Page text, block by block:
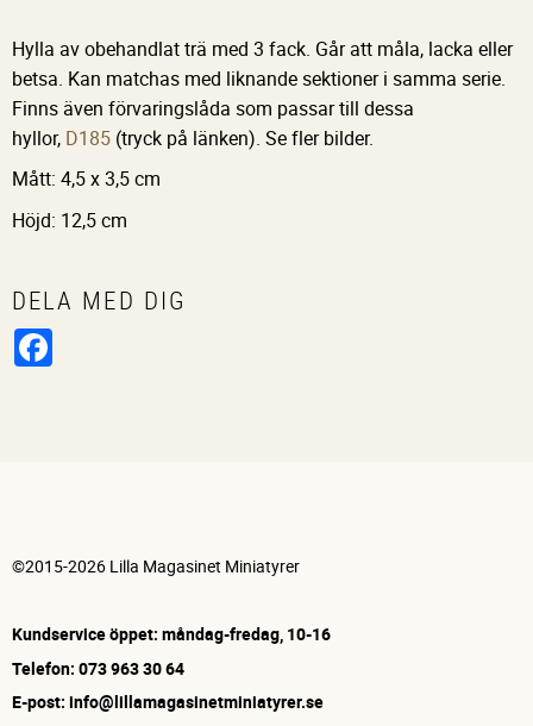
Hylla av obehandlat trä med 3 fack. Går att måla, lacka eller
betsa. Kan matchas med liknande sektioner i samma serie.
Finns även förvaringslåda som passar till dessa
hyllor, D185 (tryck på länken). Se fler bilder.
Mått: 4,5 x 3,5 cm
Höjd: 12,5 cm
DELA MED DIG
©2015-2026 Lilla Magasinet Miniatyrer
Kundservice öppet: måndag-fredag, 10-16
Telefon: 073 963 30 64
E-post: info@lillamagasinetminiatyrer.se